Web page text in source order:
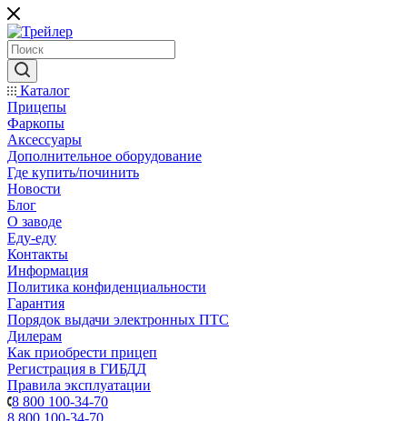
Каталог
Прицепы
Фаркопы
Аксессуары
Дополнительное оборудование
Где купить/починить
Новости
Блог
О заводе
Еду-еду
Контакты
Информация
Политика конфиденциальности
Гарантия
Порядок выдачи электронных ПТС
Дилерам
Как приобрести прицеп
Регистрация в ГИБДД
Правила эксплуатации
8 800 100-34-70
8 800 100-34-70